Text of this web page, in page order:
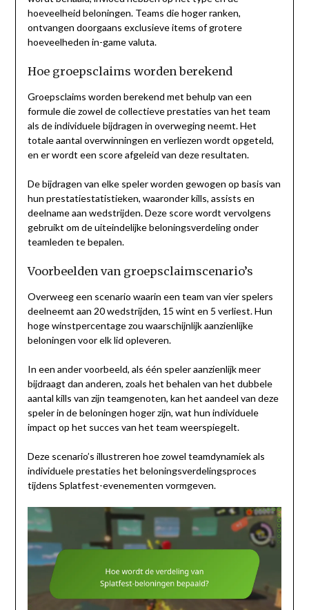
hoeveelheid beloningen. Teams die hoger ranken,
ontvangen doorgaans exclusieve items of grotere
hoeveelheden in-game valuta.
Hoe groepsclaims worden berekend
Groepsclaims worden berekend met behulp van een
formule die zowel de collectieve prestaties van het team
als de individuele bijdragen in overweging neemt. Het
totale aantal overwinningen en verliezen wordt opgeteld,
en er wordt een score afgeleid van deze resultaten.
De bijdragen van elke speler worden gewogen op basis van
hun prestatiestatistieken, waaronder kills, assists en
deelname aan wedstrijden. Deze score wordt vervolgens
gebruikt om de uiteindelijke beloningsverdeling onder
teamleden te bepalen.
Voorbeelden van groepsclaimscenario’s
Overweeg een scenario waarin een team van vier spelers
deelneemt aan 20 wedstrijden, 15 wint en 5 verliest. Hun
hoge winstpercentage zou waarschijnlijk aanzienlijke
beloningen voor elk lid opleveren.
In een ander voorbeeld, als één speler aanzienlijk meer
bijdraagt dan anderen, zoals het behalen van het dubbele
aantal kills van zijn teamgenoten, kan het aandeel van deze
speler in de beloningen hoger zijn, wat hun individuele
impact op het succes van het team weerspiegelt.
Deze scenario’s illustreren hoe zowel teamdynamiek als
individuele prestaties het beloningsverdelingsproces
tijdens Splatfest-evenementen vormgeven.